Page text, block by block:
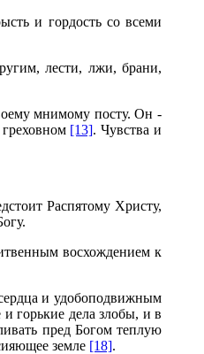
и гордость со всеми
лести, лжи, брани,
мнимому посту. Он -
[13]. Чувства и
Распятому Христу,
восхождением к
и удобоподвижным
горькие дела злобы, и в
пред Богом теплую
земле [18].